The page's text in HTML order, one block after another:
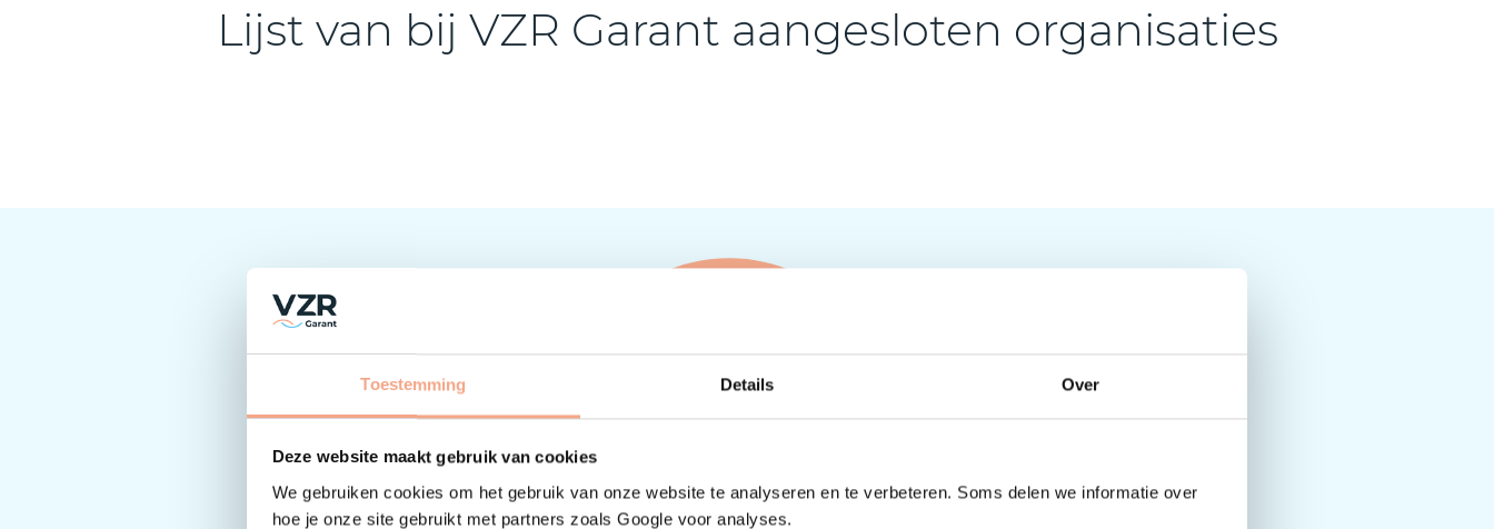
Toestemming Details Over
Deze website maakt gebruik van cookies
We gebruiken cookies om het gebruik van onze website te analyseren en te verbeteren. Soms delen we informatie over
hoe je onze site gebruikt met partners zoals Google voor analyses.
Lijst van bij VZR Garant aangesloten organisaties